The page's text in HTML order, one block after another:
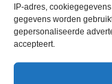
IP-adres,
gegevens worden
gepersonaliseerde
accepteert.